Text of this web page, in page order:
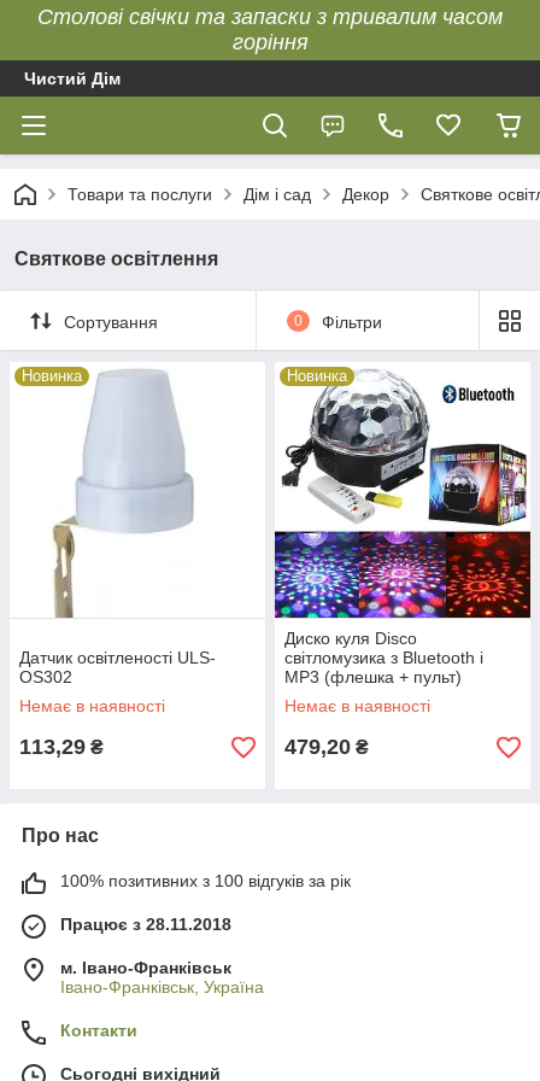
Столові свічки та запаски з тривалим часом
горіння
Чистий Дім
Товари та послуги Дім і сад Декор Святкове
Святкове освітлення
Сортування 0 Фільтри
Новинка
Датчик освітленості ULS-
OS302
Немає в наявності
113,29 ₴
Новинка
Диско куля Disco
світломузика з Bluetooth і
MP3 (флешка + пульт)
Немає в наявності
479,20 ₴
Про нас
100% позитивних з 100 відгуків за рік
Працює з 28.11.2018
м. Івано-Франківськ
Івано-Франківськ, Україна
Контакти
Сьогодні вихідний